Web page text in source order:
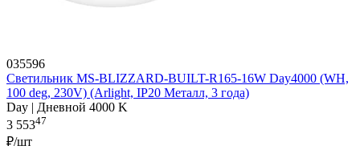
035596
Светильник MS-BLIZZARD-BUILT-R165-16W Day4000 (WH,
100 deg, 230V) (Arlight, IP20 Металл, 3 года)
Day | Дневной 4000 K
3 55347
₽/шт